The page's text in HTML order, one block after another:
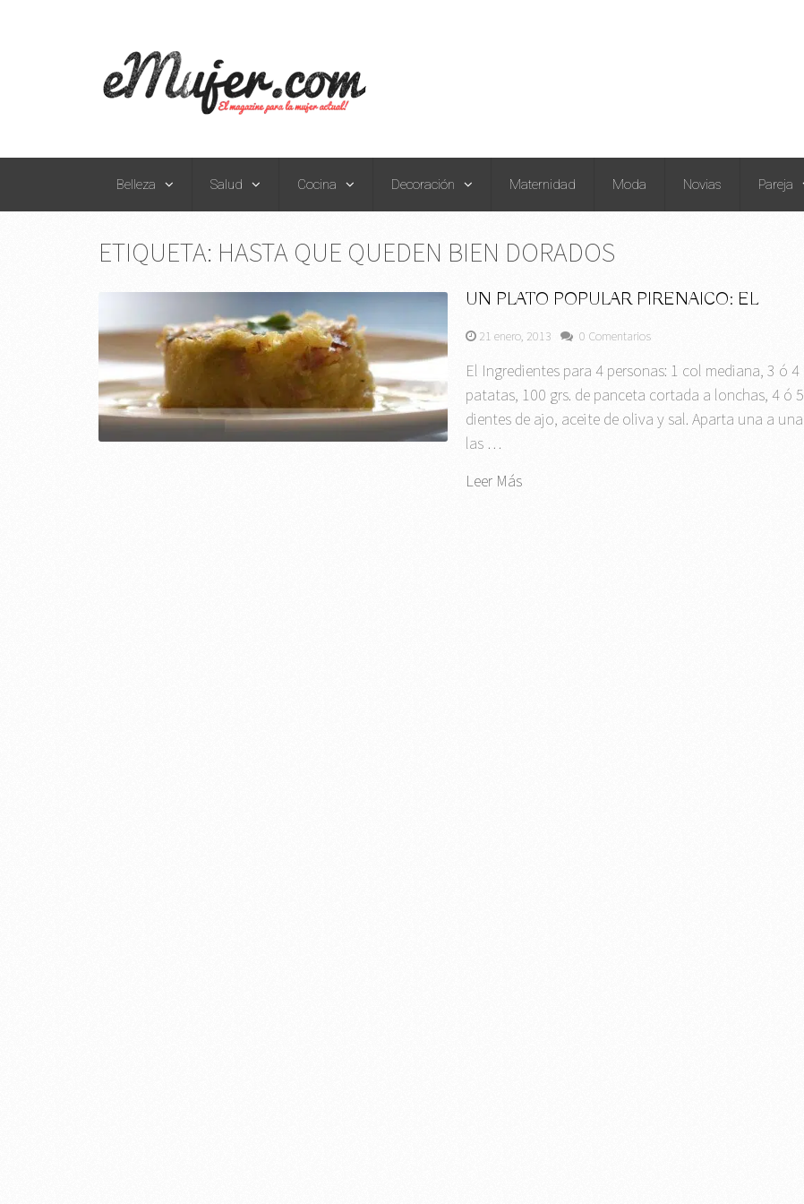
Belleza Salud Cocina Decoración Maternidad Moda Novias Pareja
ETIQUETA: HASTA QUE QUEDEN BIEN DORADOS
UN PLATO POPULAR PIRENAICO: EL
21 enero, 2013 0 Comentarios
El Ingredientes para 4 personas: 1 col mediana, 3 ó 4
patatas, 100 grs. de panceta cortada a lonchas, 4 ó 5
dientes de ajo, aceite de oliva y sal. Aparta una a una
las …
Leer Más